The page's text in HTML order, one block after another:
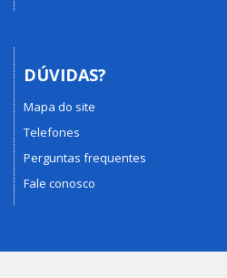
DÚVIDAS?
Mapa do site
Telefones
Perguntas frequentes
Fale conosco